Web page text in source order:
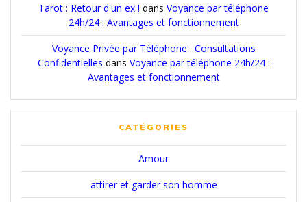
Tarot : Retour d'un ex ! dans Voyance par téléphone
24h/24 : Avantages et fonctionnement
Voyance Privée par Téléphone : Consultations
Confidentielles dans Voyance par téléphone 24h/24 :
Avantages et fonctionnement
CATÉGORIES
Amour
attirer et garder son homme